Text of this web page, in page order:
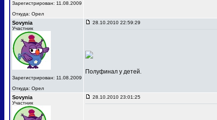
Зарегистрирован: 11.08.2009
Откуда: Орел
Sovynia
Участник
Зарегистрирован: 11.08.2009
Откуда: Орел
28.10.2010 22:59:29
Полуфинал у детей.
Sovynia
Участник
28.10.2010 23:01:25